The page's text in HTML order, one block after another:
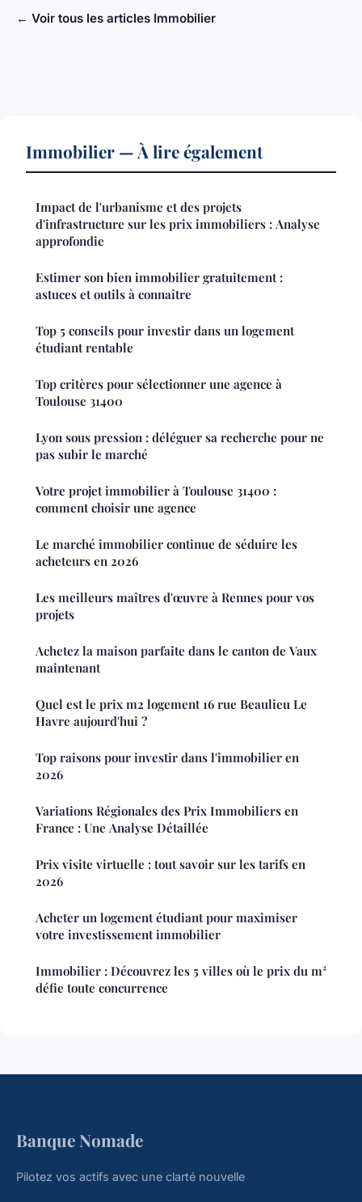
← Voir tous les articles Immobilier
Immobilier — À lire également
Impact de l'urbanisme et des projets
d'infrastructure sur les prix immobiliers : Analyse
approfondie
Estimer son bien immobilier gratuitement :
astuces et outils à connaître
Top 5 conseils pour investir dans un logement
étudiant rentable
Top critères pour sélectionner une agence à
Toulouse 31400
Lyon sous pression : déléguer sa recherche pour ne
pas subir le marché
Votre projet immobilier à Toulouse 31400 :
comment choisir une agence
Le marché immobilier continue de séduire les
acheteurs en 2026
Les meilleurs maîtres d'œuvre à Rennes pour vos
projets
Achetez la maison parfaite dans le canton de Vaux
maintenant
Quel est le prix m2 logement 16 rue Beaulieu Le
Havre aujourd'hui ?
Top raisons pour investir dans l'immobilier en
2026
Variations Régionales des Prix Immobiliers en
France : Une Analyse Détaillée
Prix visite virtuelle : tout savoir sur les tarifs en
2026
Acheter un logement étudiant pour maximiser
votre investissement immobilier
Immobilier : Découvrez les 5 villes où le prix du m²
défie toute concurrence
Banque Nomade
Pilotez vos actifs avec une clarté nouvelle